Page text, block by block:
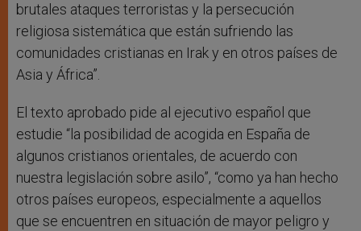
brutales ataques terroristas y la persecución
religiosa sistemática que están sufriendo las
comunidades cristianas en Irak y en otros países de
Asia y África”.
El texto aprobado pide al ejecutivo español que
estudie “la posibilidad de acogida en España de
algunos cristianos orientales, de acuerdo con
nuestra legislación sobre asilo”, “como ya han hecho
otros países europeos, especialmente a aquellos
que se encuentren en situación de mayor peligro y